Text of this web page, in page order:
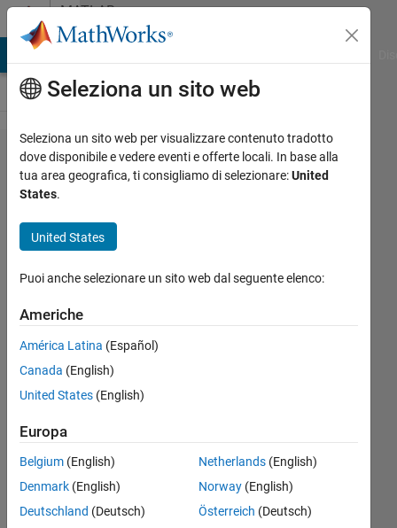
Vai al contenutoMATLAB
Answers
Why
am I
getting
gate
signal
and
voltage
Ali
17 Gen
2025
1
Risposta
Seleziona un sito web
Seleziona un sito web per visualizzare contenuto tradotto
dove disponibile e vedere eventi e offerte locali. In base alla
tua area geografica, ti consigliamo di selezionare:United
States.
United States
Puoi anche selezionare un sito web dal seguente elenco:
Americhe
América Latina (Español)
Canada (English)
United States (English)
Europa
Belgium (English)
Denmark (English)
Deutschland (Deutsch)
Netherlands(English)
Norway(English)
Österreich (Deutsch)